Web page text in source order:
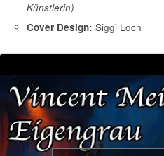
Künstlerin)
Cover Design: Siggi Loch